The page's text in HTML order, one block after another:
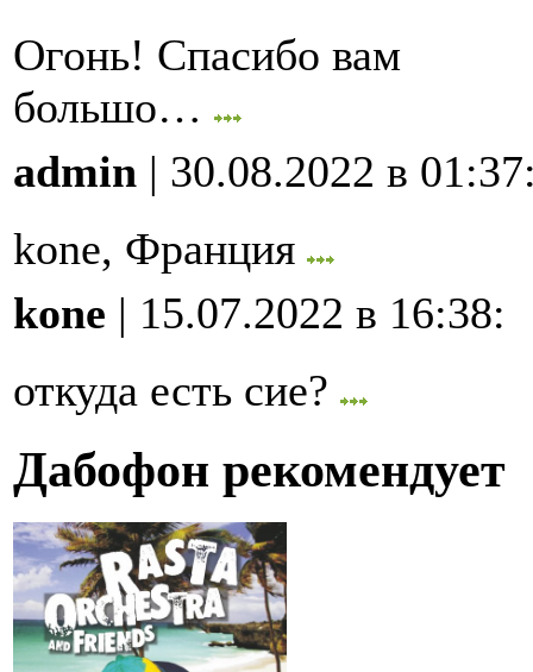
Огонь! Спасибо вам
большо…
admin | 30.08.2022 в 01:37
kone, Франция
kone | 15.07.2022 в 16:38:
откуда есть сие?
Дабофон рекомендует